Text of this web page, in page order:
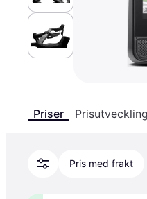
Priser Prisutveckling
Pris med frakt